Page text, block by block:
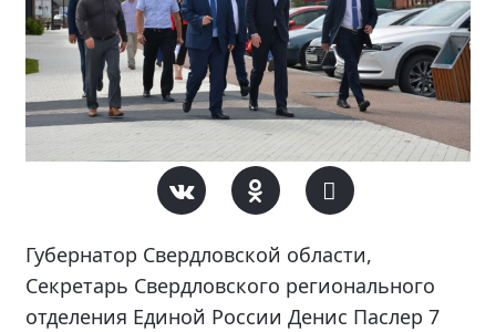
Губернатор Свердловской области,
Секретарь Свердловского регионального
отделения Единой России Денис Паслер 7